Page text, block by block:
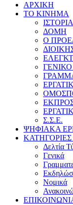
ΑΡΧΙΚΗ
ΤΟ ΚΙΝΗΜΑ
ΙΣΤΟΡΙΑ
ΔΟΜΗ
Ο
Σ.Σ.Ε.
ΨΗΦΙΑΚΑ
Δελτία
Γενικά
Νομικά